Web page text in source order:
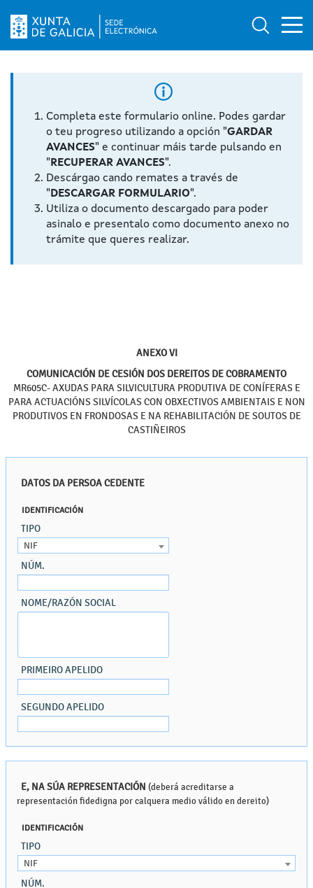
Logo da Sede electrónica da Xunta de Galicia
Completa este formulario online. Podes gardar
o teu progreso utilizando a opción "GARDAR
AVANCES" e continuar máis tarde pulsando en
" RECUPERAR AVANCES".
Descárgao cando remates a través de
" DESCARGAR FORMULARIO".
Utiliza o documento descargado para poder
asinalo e presentalo como documento anexo no
trámite que queres realizar.